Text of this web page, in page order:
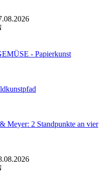
- Papierkunst
Meyer: 2 Standpunkte an vier